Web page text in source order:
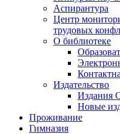
Аспирантура
Центр
трудовых
О библиотеке
Издательство
Издания
Новые
Проживание
Гимназия